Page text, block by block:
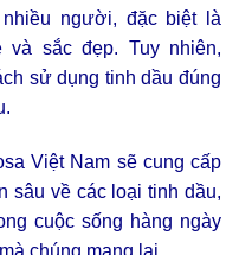
người, đặc biệt là
và sắc đẹp. Tuy nhiên,
sử dụng tinh dầu đúng
Việt Nam sẽ cung cấp
sâu về các loại tinh dầu,
cuộc sống hàng ngày